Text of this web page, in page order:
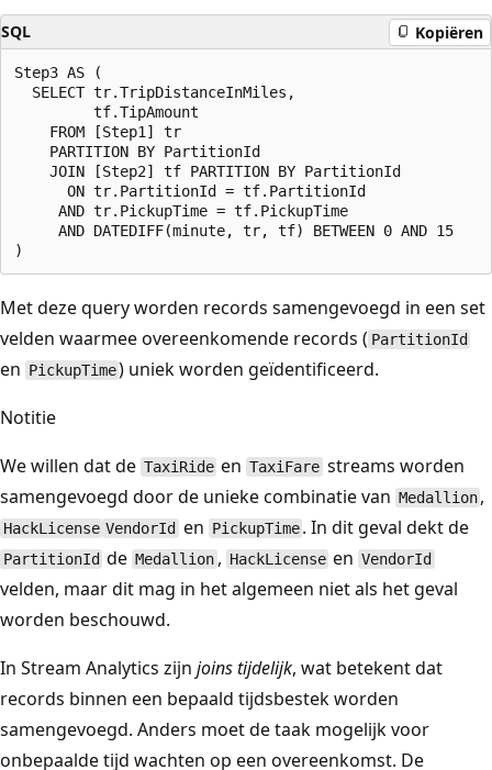
SQL Kopiëren
Step3 AS (
  SELECT tr.TripDistanceInMiles,
         tf.TipAmount
    FROM [Step1] tr
    PARTITION BY PartitionId
    JOIN [Step2] tf PARTITION BY PartitionId
      ON tr.PartitionId = tf.PartitionId
     AND tr.PickupTime = tf.PickupTime
     AND DATEDIFF(minute, tr, tf) BETWEEN 0 AND 15
Met deze query worden records samengevoegd in een set
velden waarmee overeenkomende records ( PartitionId
en PickupTime) uniek worden geïdentificeerd.
Notitie
We willen dat de TaxiRide en TaxiFare streams worden
samengevoegd door de unieke combinatie van Medallion ,
HackLicense VendorId en PickupTime . In dit geval dekt de
PartitionId de Medallion , HackLicense en VendorId
velden, maar dit mag in het algemeen niet als het geval
worden beschouwd.
In Stream Analytics zijn joins tijdelijk, wat betekent dat
records binnen een bepaald tijdsbestek worden
samengevoegd. Anders moet de taak mogelijk voor
onbepaalde tijd wachten op een overeenkomst. De